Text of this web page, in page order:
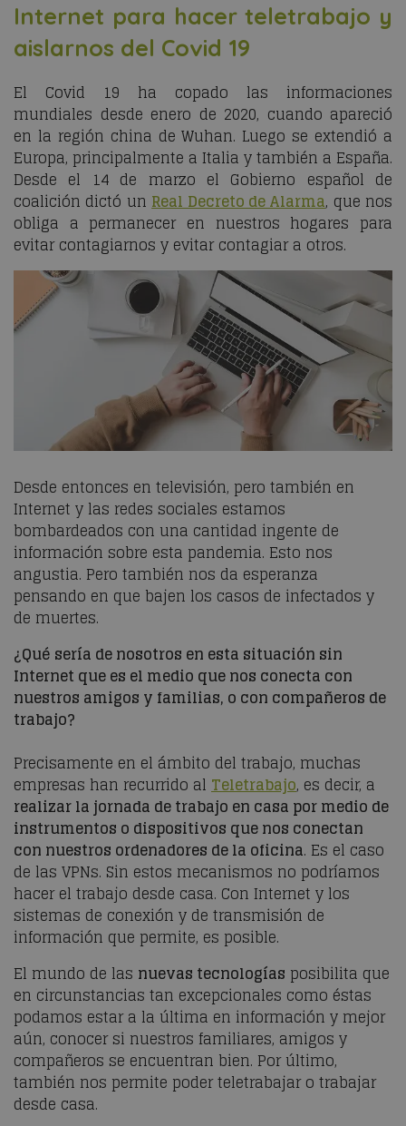
Internet para hacer teletrabajo y
aislarnos del Covid 19
El Covid 19 ha copado las informaciones
mundiales desde enero de 2020, cuando apareció
en la región china de Wuhan. Luego se extendió a
Europa, principalmente a Italia y también a España.
Desde el 14 de marzo el Gobierno español de
coalición dictó unReal Decreto de Alarma, que nos
obliga a permanecer en nuestros hogares para
evitar contagiarnos y evitar contagiar a otros.
Desde entonces en televisión, pero también en
Internet y las redes sociales estamos
bombardeados con una cantidad ingente de
información sobre esta pandemia. Esto nos
angustia. Pero también nos da esperanza
pensando en que bajen los casos de infectados y
de muertes.
¿Qué sería de nosotros en esta situación sin
Internet que es el medio que nos conecta con
nuestros amigos y familias, o con compañeros de
trabajo?
Precisamente en el ámbito del trabajo, muchas
empresas han recurrido al Teletrabajo, es decir, a
realizar la jornada de trabajo en casa por medio de
instrumentos o dispositivos que nos conectan
con nuestros ordenadores de la oficina. Es el caso
de las VPNs. Sin estos mecanismos no podríamos
hacer el trabajo desde casa. Con Internet y los
sistemas de conexión y de transmisión de
información que permite, es posible.
El mundo de las nuevas tecnologías posibilita que
en circunstancias tan excepcionales como éstas
podamos estar a la última en información y mejor
aún, conocer si nuestros familiares, amigos y
compañeros se encuentran bien. Por último,
también nos permite poder teletrabajar o trabajar
desde casa.